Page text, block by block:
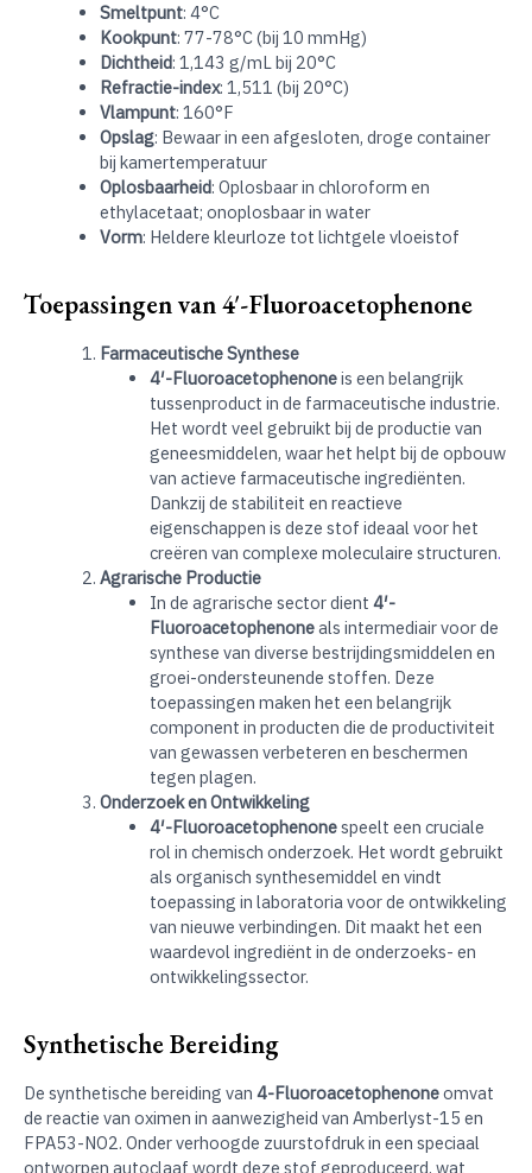
Smeltpunt: 4°C
Kookpunt: 77-78°C (bij 10 mmHg)
Dichtheid: 1,143 g/mL bij 20°C
Refractie-index: 1,511 (bij 20°C)
Vlampunt: 160°F
Opslag: Bewaar in een afgesloten, droge container
bij kamertemperatuur
Oplosbaarheid: Oplosbaar in chloroform en
ethylacetaat; onoplosbaar in water
Vorm: Heldere kleurloze tot lichtgele vloeistof
Toepassingen van 4′-Fluoroacetophenone
Farmaceutische Synthese
4′-Fluoroacetophenoneis een belangrijk
tussenproduct in de farmaceutische industrie.
Het wordt veel gebruikt bij de productie van
geneesmiddelen, waar het helpt bij de opbouw
van actieve farmaceutische ingrediënten.
Dankzij de stabiliteit en reactieve
eigenschappen is deze stof ideaal voor het
creëren van complexe moleculaire structuren.
Agrarische Productie
In de agrarische sector dient 4′-
Fluoroacetophenoneals intermediair voor de
synthese van diverse bestrijdingsmiddelen en
groei-ondersteunende stoffen. Deze
toepassingen maken het een belangrijk
component in producten die de productiviteit
van gewassen verbeteren en beschermen
tegen plagen.
Onderzoek en Ontwikkeling
4′-Fluoroacetophenonespeelt een cruciale
rol in chemisch onderzoek. Het wordt gebruikt
als organisch synthesemiddel en vindt
toepassing in laboratoria voor de ontwikkeling
van nieuwe verbindingen. Dit maakt het een
waardevol ingrediënt in de onderzoeks- en
ontwikkelingssector.
Synthetische Bereiding
De synthetische bereiding van 4-Fluoroacetophenoneomvat
de reactie van oximen in aanwezigheid van Amberlyst-15 en
FPA53-NO2. Onder verhoogde zuurstofdruk in een speciaal
ontworpen autoclaaf wordt deze stof geproduceerd, wat